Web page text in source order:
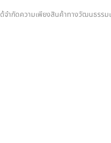
จำกัดความเพียงสินค้าทางวัฒนธร